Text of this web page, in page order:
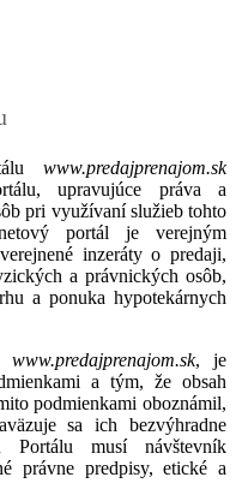
www.predajprenajom.sk
upravujúce práva a
pri využívaní služieb tohto
portál je verejným
inzeráty o predaji,
a právnických osôb,
a ponuka hypotekárnych
www.predajprenajom.sk, je
a tým, že obsah
podmienkami oboznámil,
sa ich bezvýhradne
Portálu musí návštevník
právne predpisy, etické a